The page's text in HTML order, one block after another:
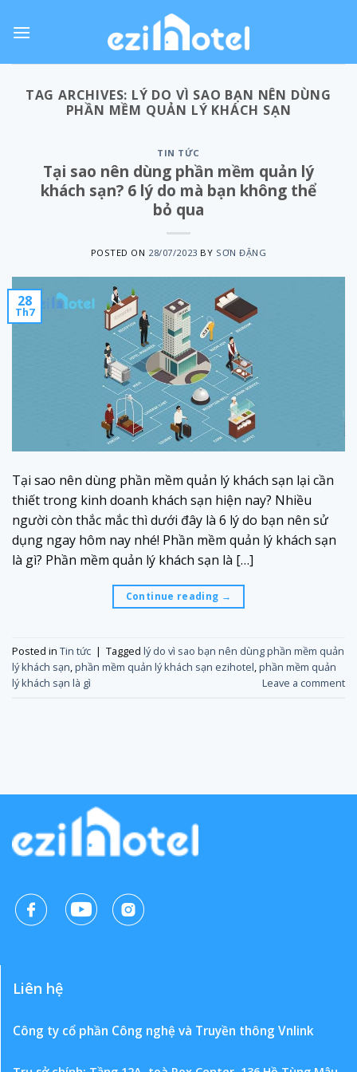
TAG ARCHIVES: LÝ DO VÌ SAO BẠN NÊN DÙNG
PHẦN MỀM QUẢN LÝ KHÁCH SẠN
TIN TỨC
Tại sao nên dùng phần mềm quản lý
khách sạn? 6 lý do mà bạn không thể
bỏ qua
POSTED ON 28/07/2023 BY SƠN ĐẶNG
28
Th7
Tại sao nên dùng phần mềm quản lý khách sạn lại cần
thiết trong kinh doanh khách sạn hiện nay? Nhiều
người còn thắc mắc thì dưới đây là 6 lý do bạn nên sử
dụng ngay hôm nay nhé! Phần mềm quản lý khách sạn
là gì? Phần mềm quản lý khách sạn là […]
Continue reading →
Posted in Tin tức | Tagged lý do vì sao bạn nên dùng phần mềm quản
lý khách sạn,phần mềm quản lý khách sạn ezihotel,phần mềm quản
lý khách sạn là gì
Leave a comment
Liên hệ
Công ty cổ phần Công nghệ và Truyền thông Vnlink